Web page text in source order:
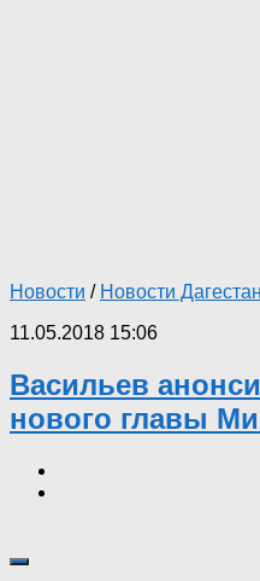
Новости / Новости
11.05.2018 15:06
Васильев
нового главы